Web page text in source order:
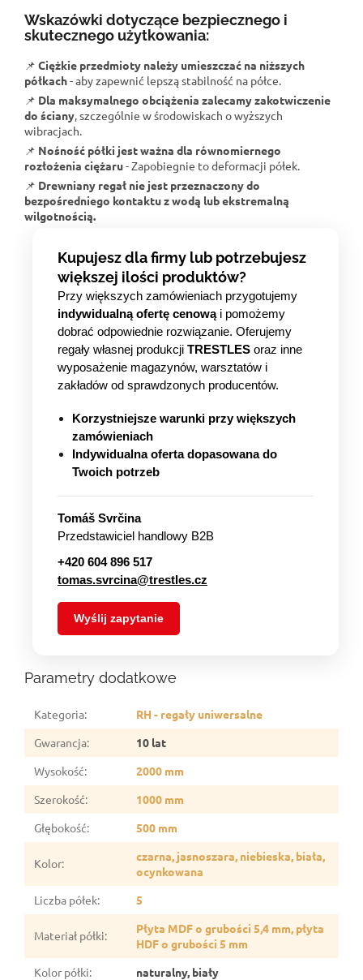
Wskazówki dotyczące bezpiecznego i
skutecznego użytkowania:
📌 Ciężkie przedmioty należy umieszczać na niższych
półkach- aby zapewnić lepszą stabilność na półce.
📌 Dla maksymalnego obciążenia zalecamy zakotwiczenie
do ściany , szczególnie w środowiskach o wyższych
wibracjach.
📌 Nośność półki jest ważna dla równomiernego
rozłożenia ciężaru- Zapobiegnie to deformacji półek.
📌 Drewniany regał nie jest przeznaczony do
bezpośredniego kontaktu z wodą lub ekstremalną
wilgotnością.
Kupujesz dla firmy lub potrzebujesz
większej ilości produktów?
Przy większych zamówieniach przygotujemy
indywidualną ofertę cenowąi pomożemy
dobrać odpowiednie rozwiązanie. Oferujemy
regały własnej produkcji TRESTLES oraz inne
wyposażenie magazynów, warsztatów i
zakładów od sprawdzonych producentów.
Korzystniejsze warunki przy większych
zamówieniach
Indywidualna oferta dopasowana do
Twoich potrzeb
Tomáš Svrčina
Przedstawiciel handlowy B2B
+420 604 896 517
tomas.svrcina@trestles.cz
Wyślij zapytanie
Parametry dodatkowe
Kategoria:
RH - regały uniwersalne
Gwarancja:
10 lat
Wysokość:
2000 mm
Szerokość:
1000 mm
Głębokość: 500 mm
Kolor:
czarna, jasnoszara, niebieska, biała,
ocynkowana
Liczba półek: 5
Materiał półki:
Płyta MDF o grubości 5,4 mm, płyta
HDF o grubości 5 mm
Kolor półki:
naturalny, biały